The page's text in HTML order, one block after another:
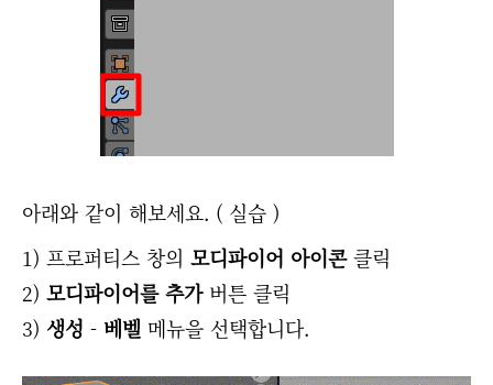
아래와 같이 해보세요. ( 실습 )
1) 프로퍼티스 창의 모디파이어 아이콘클릭
2) 모디파이어를 추가버튼 클릭
3) 생성 - 베벨 메뉴을 선택합니다.